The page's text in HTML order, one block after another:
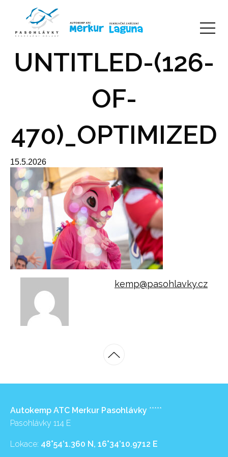
UNTITLED-(126-
OF-
470)_OPTIMIZED
15.5.2026
kemp@pasohlavky.cz
Autokemp ATC Merkur Pasohlávky *****
Pasohlávky 114 E
Lokace: 48°54’1.360 N, 16°34’10.9712 E